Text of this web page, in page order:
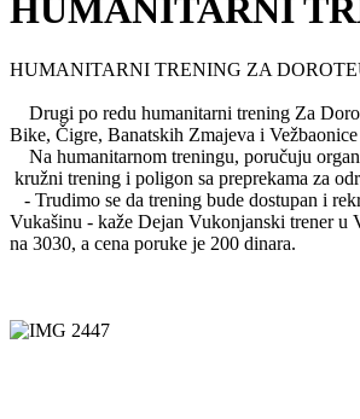
HUMANITARNI
HUMANITARNI TRENING ZA
Drugi po redu humanitarni trening Za
Bike, Čigre, Banatskih Zmajeva i
Na humanitarnom treningu, poručuju
kružni trening i poligon sa preprekama za
- Trudimo se da trening bude dostupan i
Vukašinu - kaže Dejan Vukonjanski trener u
na 3030, a cena poruke je 200 dinara.